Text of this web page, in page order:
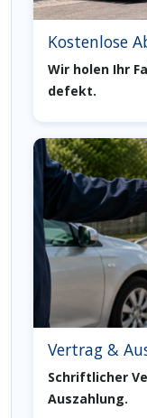
Kostenlose
Wir holen Ihr
defekt.
Vertrag &
Schriftlicher
Auszahlung.